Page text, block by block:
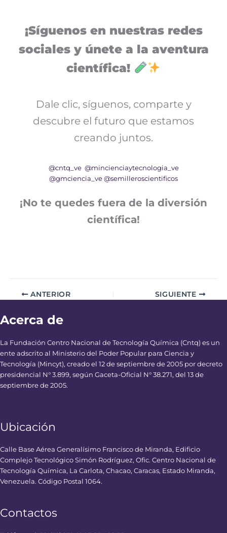
¡Síguenos en nuestras redes
sociales y únete a la aventura
científica!
Dale clic, síguenos, comparte y
descubre el futuro que estamos
creando juntos.
@cntq_ve @mincienciaytecnologia_ve
@gmciencia_ve @semilleroscientificos
¡No te quedes fuera de la diversión
científica!
ANTERIOR SIGUIENTE
Acerca de
La Fundación Centro Nacional de Tecnología Química (Cntq) es un
ente adscrito al Ministerio del Poder Popular para Ciencia y
Tecnología (Mincyt), creado el 12 de septiembre de 2005 por decreto
presidencial N° 3.899, según Gaceta-Oficial N° 38.271, del 13 de
septiembre de 2005.
Ubicación
Calle Base Aérea Generalísimo Francisco de Miranda, Edificio
Complejo Tecnológico Simón Rodríguez, Ofic. Centro Nacional de
Tecnología Química, La Carlota, Chacao, Caracas, Estado Miranda,
Venezuela. Código Postal 1064.
Contactos